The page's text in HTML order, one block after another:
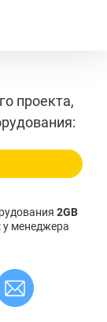
проекта,
2GB
у менеджера